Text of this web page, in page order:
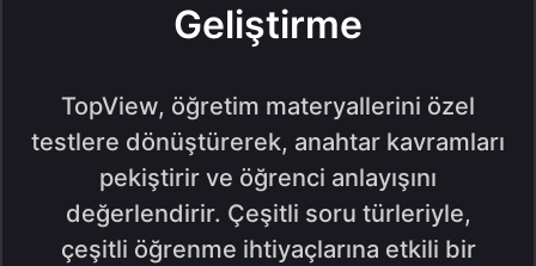
Geliştirme
TopView, öğretim materyallerini özel
testlere dönüştürerek, anahtar kavramları
pekiştirir ve öğrenci anlayışını
değerlendirir. Çeşitli soru türleriyle,
çeşitli öğrenme ihtiyaçlarına etkili bir